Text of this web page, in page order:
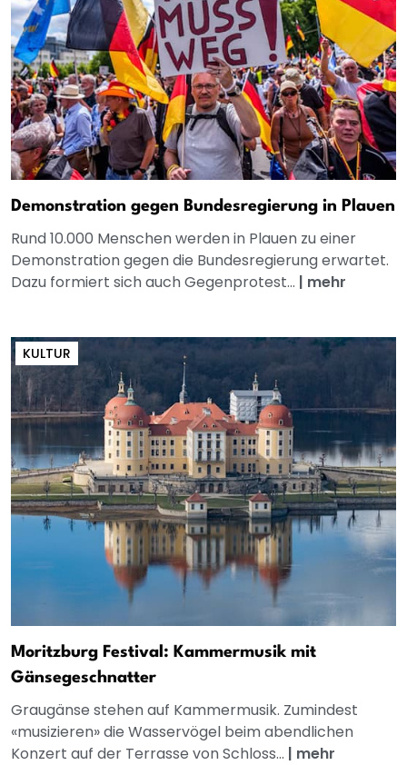
Demonstration gegen Bundesregierung in Plauen
Rund 10.000 Menschen werden in Plauen zu einer
Demonstration gegen die Bundesregierung erwartet.
Dazu formiert sich auch Gegenprotest... | mehr
KULTUR
Moritzburg Festival: Kammermusik mit
Gänsegeschnatter
Graugänse stehen auf Kammermusik. Zumindest
«musizieren» die Wasservögel beim abendlichen
Konzert auf der Terrasse von Schloss... | mehr